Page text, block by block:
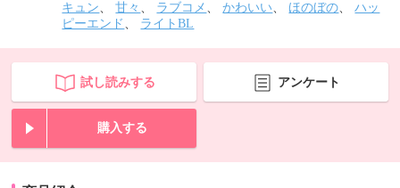
キュン、甘々 、 ラブコメ 、かわいい、ほのぼの、ハッ
ピーエンド 、 ライトBL
試し読みする アンケート
購入する